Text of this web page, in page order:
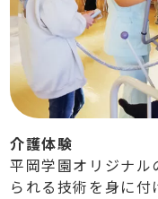
介護体験
平岡学園オリジナル
られる技術を身に